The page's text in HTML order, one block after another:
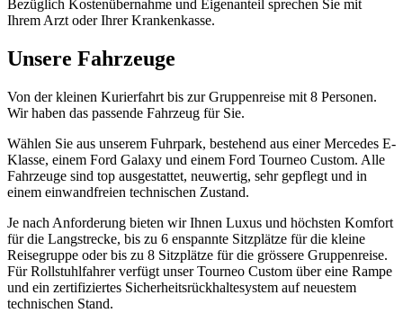
Bezüglich Kostenübernahme und Eigenanteil sprechen Sie mit
Ihrem Arzt oder Ihrer Krankenkasse.
Unsere Fahrzeuge
Von der kleinen Kurierfahrt bis zur Gruppenreise mit 8 Personen.
Wir haben das passende Fahrzeug für Sie.
Wählen Sie aus unserem Fuhrpark, bestehend aus einer Mercedes E-
Klasse, einem Ford Galaxy und einem Ford Tourneo Custom. Alle
Fahrzeuge sind top ausgestattet, neuwertig, sehr gepflegt und in
einem einwandfreien technischen Zustand.
Je nach Anforderung bieten wir Ihnen Luxus und höchsten Komfort
für die Langstrecke, bis zu 6 enspannte Sitzplätze für die kleine
Reisegruppe oder bis zu 8 Sitzplätze für die grössere Gruppenreise.
Für Rollstuhlfahrer verfügt unser Tourneo Custom über eine Rampe
und ein zertifiziertes Sicherheitsrückhaltesystem auf neuestem
technischen Stand.